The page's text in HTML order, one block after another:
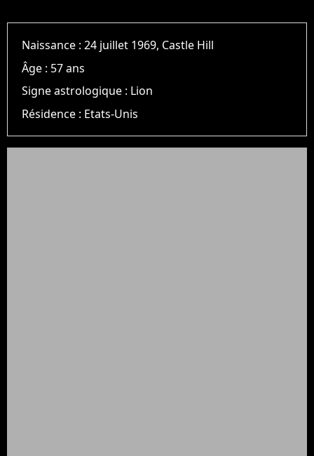
Naissance :24 juillet 1969, Castle Hill
Âge : 57 ans
Signe astrologique : Lion
Résidence : Etats-Unis